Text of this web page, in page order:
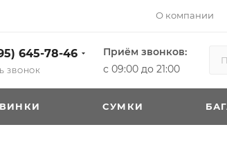
О компании
645-78-46
ЗВОНОК
Приём звонков:
с 09:00 до 21:00
CУМКИ